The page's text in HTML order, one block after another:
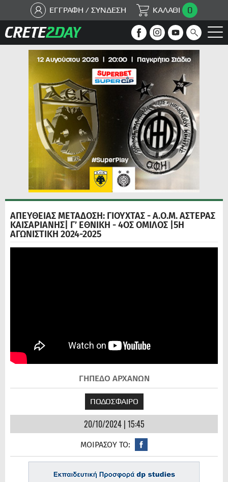
ΕΓΓΡΑΦΗ / ΣΥΝΔΕΣΗ ΚΑΛΑΘΙ 0
ΑΠΕΥΘΕΙΑΣ ΜΕΤΑΔΟΣΗ: ΓΙΟΥΧΤΑΣ - Α.Ο.Μ. ΑΣΤΕΡΑΣ
ΚΑΙΣΑΡΙΑΝΗΣ| Γ’ ΕΘΝΙΚΗ - 4ΟΣ ΟΜΙΛΟΣ |5Η
ΑΓΩΝΙΣΤΙΚΗ 2024-2025
ΓΗΠΕΔΟ ΑΡΧΑΝΩΝ
ΠΟΔΟΣΦΑΙΡΟ
20/10/2024 | 15:45
ΜΟΙΡΑΣΟΥ ΤΟ: